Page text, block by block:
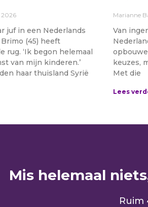
2026
juf in een Nederlands
(45) heeft
rug. ‘Ik begon helemaal
van mijn kinderen.’
haar thuisland Syrië
Marianne
Van
keuzes,
Met die
Lees
Mis helemaal
Ruim